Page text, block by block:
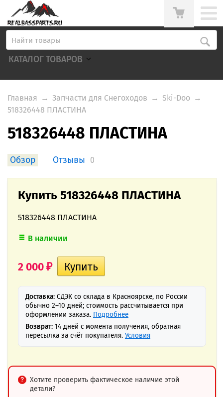
КАТАЛОГ ТОВАРОВ
Главная → Запчасти для Снегоходов → Ski-Doo →
518326448 ПЛАСТИНА
518326448 ПЛАСТИНА
Обзор Отзывы 0
Купить 518326448 ПЛАСТИНА
518326448 ПЛАСТИНА
В наличии
2 000 ₽
Доставка: СДЭК со склада в Красноярске, по России
обычно 2–10 дней; стоимость рассчитывается при
оформлении заказа. Подробнее
Возврат: 14 дней с момента получения, обратная
пересылка за счёт покупателя. Условия
Хотите проверить фактическое наличие этой
детали?